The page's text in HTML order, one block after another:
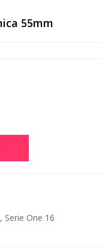
55mm
, Serie One 16